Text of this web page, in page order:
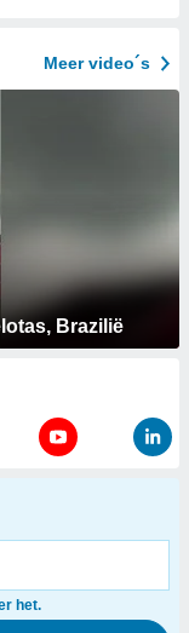
Meer video´s
Brazilië
het.